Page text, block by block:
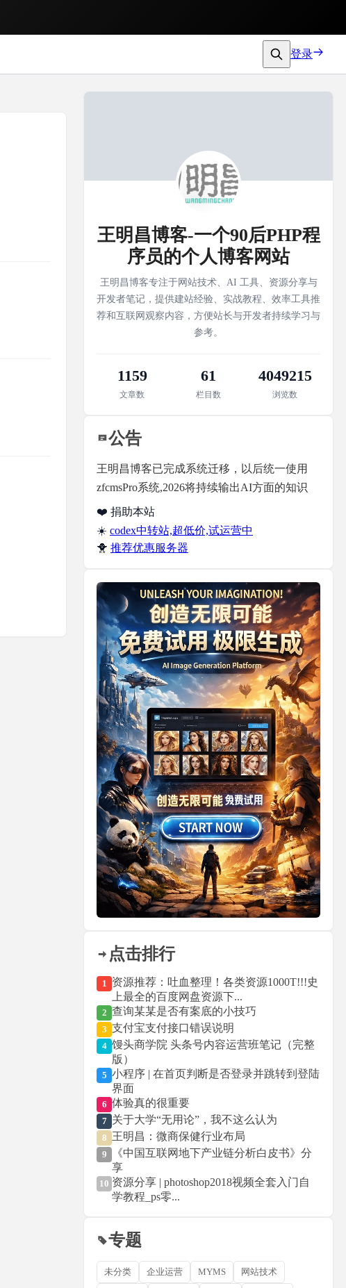
登录
王明昌博客-一个90后PHP程
序员的个人博客网站
王明昌博客专注于网站技术、AI 工具、资源分享与
开发者笔记，提供建站经验、实战教程、效率工具推
荐和互联网观察内容，方便站长与开发者持续学习与
参考。
1159
文章数
61
栏目数
4049215
浏览数
公告
王明昌博客已完成系统迁移，以后统一使用
zfcmsPro系统,2026将持续输出AI方面的知识
❤️ 捐助本站
☀️ codex中转站,超低价,试运营中
🐥 推荐优惠服务器
点击排行
1 资源推荐：吐血整理！各类资源1000T!!!史
上最全的百度网盘资源下...
2 查询某某是否有案底的小技巧
3 支付宝支付接口错误说明
4 馒头商学院 头条号内容运营班笔记（完整
版）
5 小程序 | 在首页判断是否登录并跳转到登陆
界面
6 体验真的很重要
7 关于大学“无用论”，我不这么认为
8 王明昌：微商保健行业布局
9
《中国互联网地下产业链分析白皮书》分
享
10 资源分享 | photoshop2018视频全套入门自
学教程_ps零...
专题
未分类 企业运营 MYMS 网站技术